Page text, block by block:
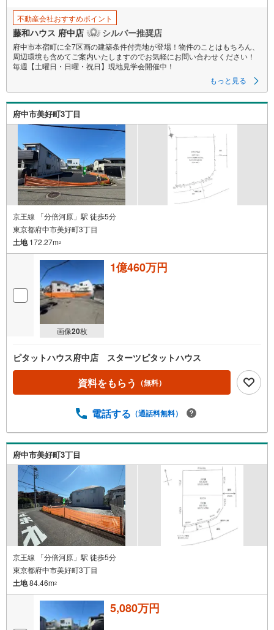
存
す
る
不動産会社おすすめポイント
藤和ハウス 府中店 シルバー推奨店
府中市本宿町に全7区画の建築条件付売地が登場！物件のことはもちろん、
周辺環境も含めてご案内いたしますのでお気軽にお問い合わせください！
毎週【土曜日・日曜・祝日】現地見学会開催中！
もっと見る
府中市美好町3丁目
京王線 「分倍河原」駅 徒歩5分
東京都府中市美好町3丁目
土地172.27m2
画像20枚
1億460万円
ピタットハウス府中店 スターツピタットハウス
資料をもらう （無料）
電話する （通話料無料）
府中市美好町3丁目
京王線 「分倍河原」駅 徒歩5分
東京都府中市美好町3丁目
土地84.46m2
5,080万円